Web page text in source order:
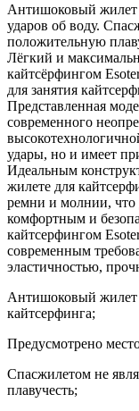
Антишоковый жилет
ударов об воду.
положительную
Лёгкий и
кайтсёрфингом
для занятия
Представленная
современного
удары, но и имеет
Идеальным
жилете для
ремни и молнии, что
комфортным и
кайтсерфингом
современным
эластичностью,
Антишоковый жилет
кайтсерфинга;
Предусмотрено
Спасжилетом не
плавучесть;